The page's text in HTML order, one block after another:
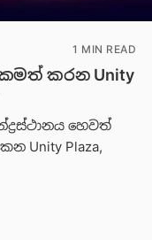
1 MIN READ
කරන Unity
හෙවත්
Unity Plaza,